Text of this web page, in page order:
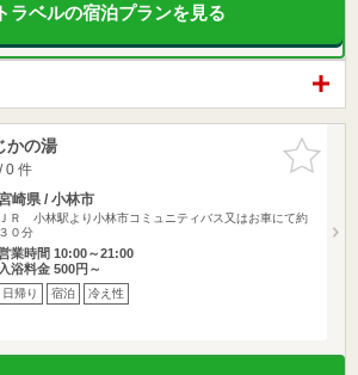
ラベルの宿泊プランを見る
お気に入
りに追加
かの湯
0 件
崎県 / 小林市
ＪＲ 小林駅より小林市コミュニティバス又はお車にて約
３０分
業時間 10:00～21:00
入浴料金 500円～
日帰り 宿泊 冷え性